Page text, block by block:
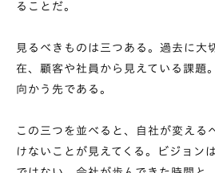
ることだ。
見るべきものは三つある。過去に大
在、顧客や社員から見えている課題
向かう先である。
この三つを並べると、自社が変える
けないことが見えてくる。ビジョン